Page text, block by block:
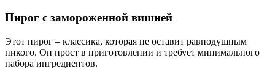
Пирог с замороженной вишней
Этот пирог – классика, которая не оставит равнодушным
никого. Он прост в приготовлении и требует минимального
набора ингредиентов.